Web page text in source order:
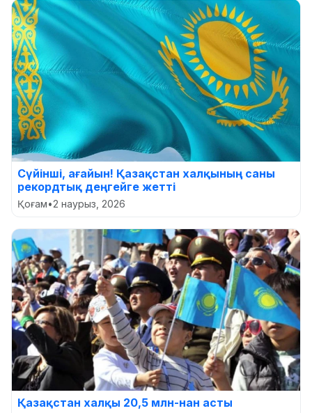
Сүйінші, ағайын! Қазақстан халқының саны
рекордтық деңгейге жетті
Қоғам•2 наурыз, 2026
Қазақстан халқы 20,5 млн-нан асты